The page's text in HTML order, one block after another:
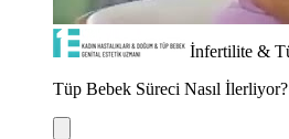
İnfertilite &
Tüp Bebek Süreci Nasıl İlerliyor?